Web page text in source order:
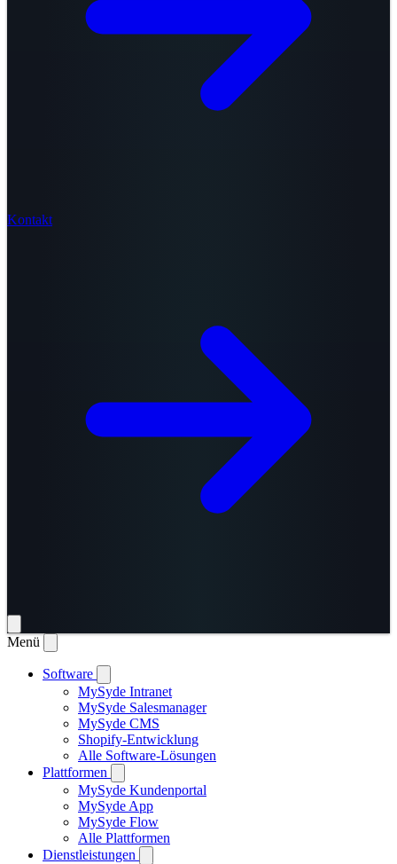
Kontakt
Menü
Software
MySyde Intranet
MySyde Salesmanager
MySyde CMS
Shopify-Entwicklung
Alle Software-Lösungen
Plattformen
MySyde Kundenportal
MySyde App
MySyde Flow
Alle Plattformen
Dienstleistungen